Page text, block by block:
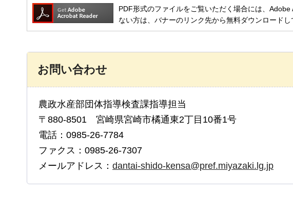
PDF形式のファイルをご覧いただく場合には、
ない方は、バナーのリンク先から無料ダウンロードし
お問い合わせ
農政水産部団体指導検査課指導担当
〒880-8501 宮崎県宮崎市橘通東2丁目10番1号
電話：0985-26-7784
ファクス：0985-26-7307
メールアドレス： dantai-shido-kensa@pref.miyazaki.lg.jp